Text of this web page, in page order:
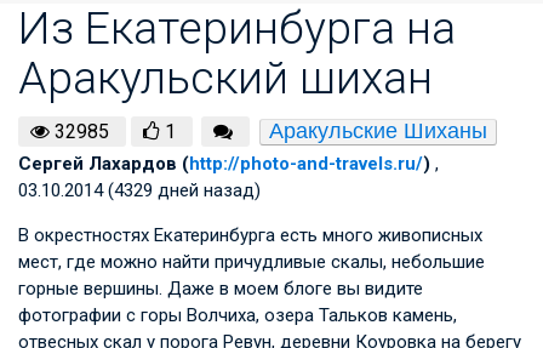
Из Екатеринбурга на
Аракульский шихан
32985 1 Аракульские Шиханы
Сергей Лахардов (http://photo-and-travels.ru/) ,
03.10.2014 (4329 дней назад)
В окрестностях Екатеринбурга есть много живописных
мест, где можно найти причудливые скалы, небольшие
горные вершины. Даже в моем блоге вы видите
фотографии с горы Волчиха, озера Тальков камень,
отвесных скал у порога Ревун, деревни Коуровка на берегу